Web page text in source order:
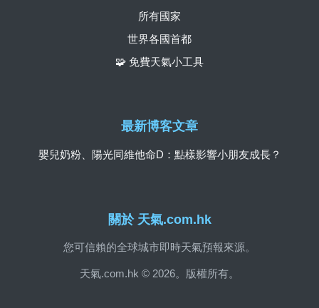
關於 天氣.com.hk
您可信賴的全球城市即時天氣預報來源。
天氣.com.hk © 2026。版權所有。
所有國家
世界各國首都
🧩 免費天氣小工具
最新博客文章
嬰兒奶粉、陽光同維他命D：點樣影響小朋友成長？